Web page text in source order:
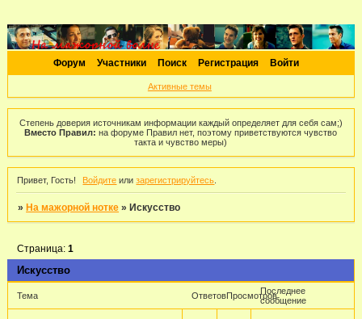
Форум Участники Поиск Регистрация Войти
Активные темы
Степень доверия источникам информации каждый определяет для себя сам;)
Вместо Правил: на форуме Правил нет, поэтому приветствуются чувство
такта и чувство меры)
Привет, Гость! Войдите илизарегистрируйтесь
» На мажорной нотке » Искусство
Искусство
Страница:1
Тема ОтветовПросмотровПоследнее
сообщение